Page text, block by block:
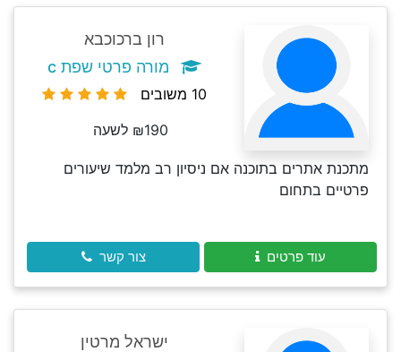
רון ברכוכבא
מורה פרטי שפת c
10 משובים
₪190 לשעה
מתכנת אתרים בתוכנה אם ניסיון רב מלמד שיעורים
פרטיים בתחום
עוד פרטים צור קשר
ישראל מרטין